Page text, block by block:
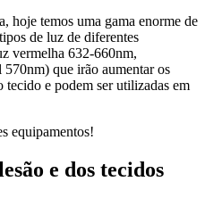
hoje temos uma gama enorme de
de luz de diferentes
vermelha 632-660nm,
que irão aumentar os
e podem ser utilizadas em
equipamentos!
e dos tecidos